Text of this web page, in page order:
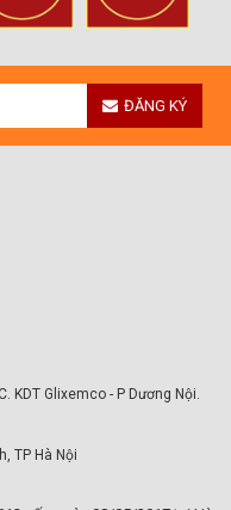
ĐĂNG KÝ
KDT Glixemco - P Dương Nội.
TP Hà Nội